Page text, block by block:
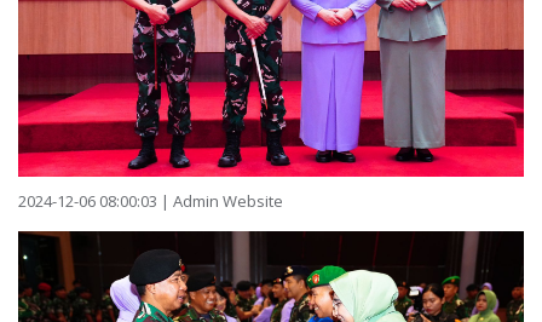
2024-12-06 08:00:03 | Admin Website